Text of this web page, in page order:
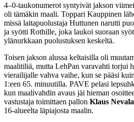
4–0-taukonumerot syntyivät jakson
oli tämäkin maali. Toppari Kauppinen
missä laitapuolustaja Huttunen narutti
ja syötti Rothille, joka laukoi suoraan
ylänurkkaan puolustuksen keskeltä.
Toisen jakson alussa keltaisilla oli
maalitiliä, mutta LehPan varavahti torjui
vierailijalle vahva vaihe, kun se pääsi
1:een 65. minuutilla. PAVE pelasi
kun maalivahdin avaus jäi hieman
vastustaja toimittaen pallon Klaus
16-alueelta läpiajosta maalin.